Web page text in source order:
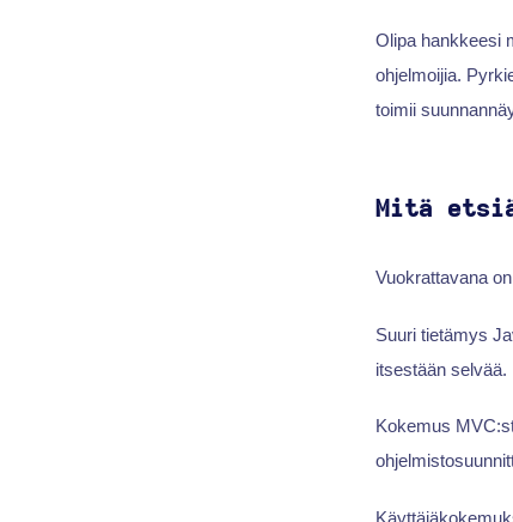
Olipa hankkeesi
ohjelmoijia.
toimii
Mitä
Vuokrattavana
Suuri tietämys
itsestään selvää.
Kokemus